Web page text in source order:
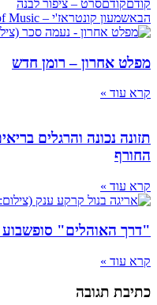
קודםקודםסרט – ציפור לבנה
הבאשמעון קונטראז'י – The Colors of Music
מפלט אחרון – רומן חדש
קרא עוד »
תזונה נכונה והרגלים
החורף
קרא עוד »
"דרך האוהלים"
קרא עוד »
כתיבת תגובה